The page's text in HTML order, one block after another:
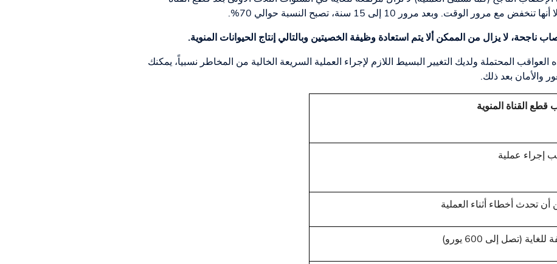
ناجحة، لا يزال من الممكن ألا يتم استعادة وظيفة الخصيتين وبالتالي إنتاج الحيوانات المنوية.
المحتملة ولديك التغيير البسيط اللازم لإجراء العملية السريعة الخالية من المخاطر نسبياً، يمكنك
والأمان بعد ذلك.
قطع القناة المنوية
إجراء عملية
أن تحدث أخطاء أثناء العملية
(تصل إلى 600 يورو)